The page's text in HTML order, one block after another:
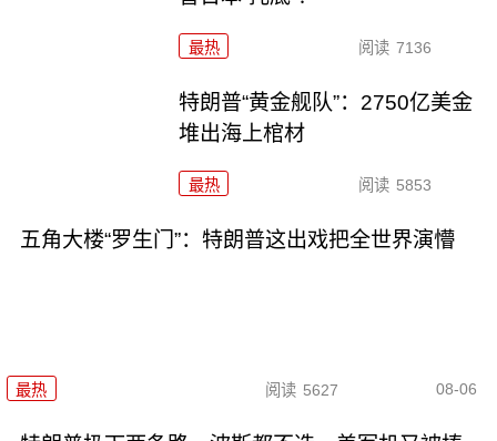
最热 阅读 7136
特朗普“黄金舰队”：2750亿美金
堆出海上棺材
最热 阅读 5853
五角大楼“罗生门”：特朗普这出戏把全世界演懵
最热 阅读 5627 08-06